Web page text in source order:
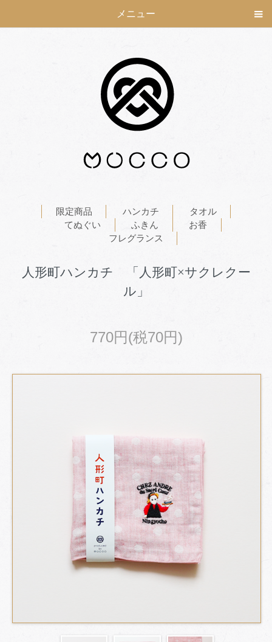
メニュー
限定商品 ハンカチ
タオル
てぬぐい
ふきん
お香
フレグランス
人形町ハンカチ 「人形町×サクレクー
ル」
770円(税70円)